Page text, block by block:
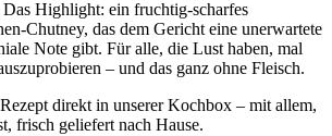
Highlight: ein fruchtig-scharfes
Chutney, das dem Gericht eine unerwartete
Note gibt. Für alle, die Lust haben, mal
– und das ganz ohne Fleisch.
direkt in unserer Kochbox – mit allem,
frisch geliefert nach Hause.